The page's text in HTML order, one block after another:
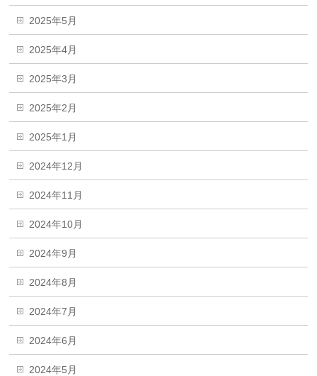
2025年5月
2025年4月
2025年3月
2025年2月
2025年1月
2024年12月
2024年11月
2024年10月
2024年9月
2024年8月
2024年7月
2024年6月
2024年5月